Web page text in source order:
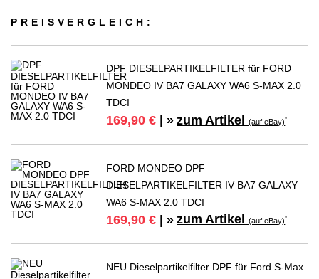
PREIS­VER­GLEICH:
DPF DIESELPARTIKELFILTER für FORD
MONDEO IV BA7 GALAXY WA6 S-MAX 2.0
TDCI
169,90 € | » zum Artikel(auf eBay)*
FORD MONDEO DPF
DIESELPARTIKELFILTER IV BA7 GALAXY
WA6 S-MAX 2.0 TDCI
169,90 € | » zum Artikel(auf eBay)*
NEU Dieselpartikelfilter DPF für Ford S-Max